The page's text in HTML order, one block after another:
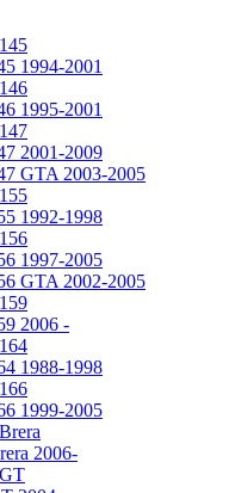
1994-2001
1995-2001
2001-2009
GTA 2003-2005
1992-1998
1997-2005
GTA 2002-2005
2006 -
1988-1998
1999-2005
2006-